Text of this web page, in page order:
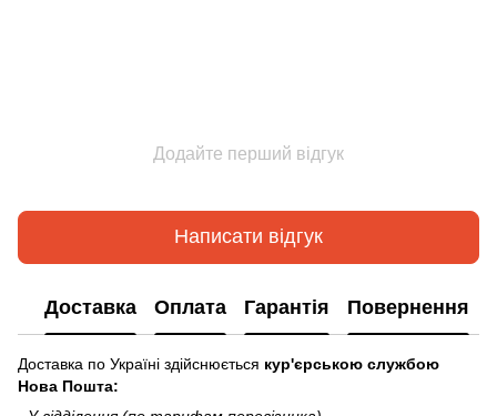
Додайте перший відгук
Написати відгук
Доставка Оплата Гарантія Повернення
Доставка по Україні здійснюється кур'єрською службою
Нова Пошта: